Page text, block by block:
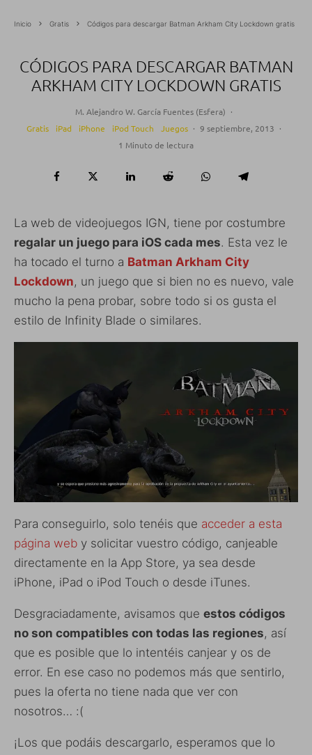
Inicio Gratis Códigos para descargar Batman Arkham City Lockdown gratis
CÓDIGOS PARA DESCARGAR BATMAN
ARKHAM CITY LOCKDOWN GRATIS
M. Alejandro W. García Fuentes (Esfera) ·
Gratis
iPad iPhone iPod Touch Juegos · 9 septiembre, 2013 ·
1 Minuto de lectura
La web de videojuegos IGN, tiene por costumbre
regalar un juego para iOS cada mes. Esta vez le
ha tocado el turno a Batman Arkham City
Lockdown, un juego que si bien no es nuevo, vale
mucho la pena probar, sobre todo si os gusta el
estilo de Infinity Blade o similares.
Para conseguirlo, solo tenéis que acceder a esta
página web y solicitar vuestro código, canjeable
directamente en la App Store, ya sea desde
iPhone, iPad o iPod Touch o desde iTunes.
Desgraciadamente, avisamos que estos códigos
no son compatibles con todas las regiones, así
que es posible que lo intentéis canjear y os de
error. En ese caso no podemos más que sentirlo,
pues la oferta no tiene nada que ver con
nosotros… :(
¡Los que podáis descargarlo, esperamos que lo